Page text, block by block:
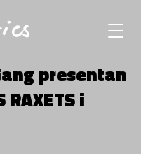
presentan
RAXETS i